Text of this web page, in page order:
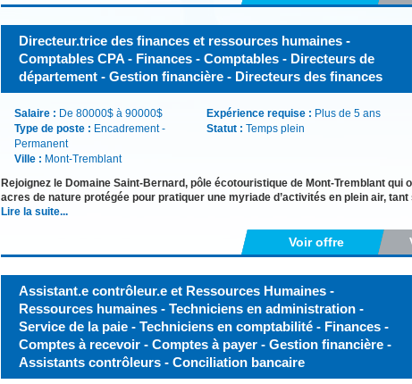
Directeur.trice des finances et ressources humaines -
Comptables CPA - Finances - Comptables - Directeurs de
département - Gestion financière - Directeurs des finances
Salaire : De 80000$ à 90000$
Type de poste : Encadrement -
Permanent
Ville : Mont-Tremblant
Expérience requise : Plus de 5 ans
Statut : Temps plein
Rejoignez le Domaine Saint-Bernard, pôle écotouristique de Mont-Tremblant
acres de nature protégée pour pratiquer une myriade d’activités en plein air,
Lire la suite...
Voir offre
Assistant.e contrôleur.e et Ressources Humaines -
Ressources humaines - Techniciens en administration -
Service de la paie - Techniciens en comptabilité - Finances -
Comptes à recevoir - Comptes à payer - Gestion financière -
Assistants contrôleurs - Conciliation bancaire